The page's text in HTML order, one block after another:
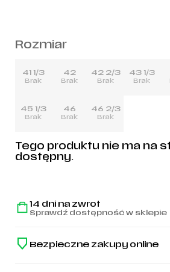
Rozmiar
41 1/3
Brak
42
Brak
42 2/3
Brak
43 1/3
Brak
45 1/3
Brak
46
Brak
46 2/3
Brak
Tego produktu nie ma na
dostępny.
14 dni na zwrot
Sprawdź dostępność w sklepie
Bezpieczne zakupy online